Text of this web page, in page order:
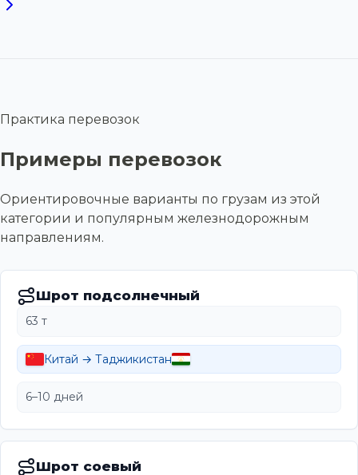
Практика перевозок
Примеры перевозок
Ориентировочные варианты по грузам из этой
категории и популярным железнодорожным
направлениям.
Шрот подсолнечный
63 т
Китай → Таджикистан
6–10 дней
Шрот соевый